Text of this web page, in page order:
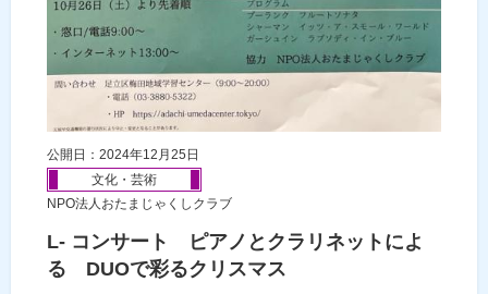
公開日：2024年12月25日
文化・芸術
NPO法人おたまじゃくしクラブ
L- コンサート ピアノとクラリネットによ
る DUOで彩るクリスマス